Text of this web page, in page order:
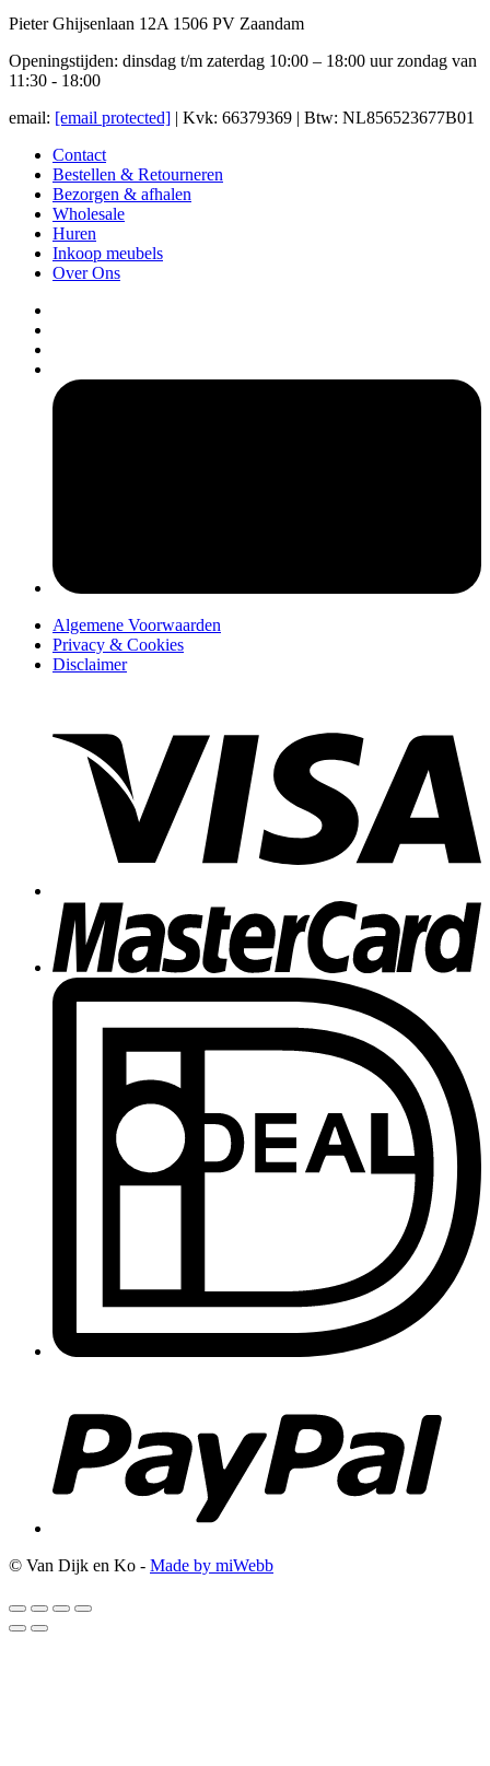
Pieter Ghijsenlaan 12A 1506 PV Zaandam
Openingstijden: dinsdag t/m zaterdag 10:00 – 18:00 uur zondag van
11:30 - 18:00
email: [email protected] | Kvk: 66379369 | Btw: NL856523677B01
Contact
Bestellen & Retourneren
Bezorgen & afhalen
Wholesale
Huren
Inkoop meubels
Over Ons
Algemene Voorwaarden
Privacy & Cookies
Disclaimer
© Van Dijk en Ko - Made by miWebb